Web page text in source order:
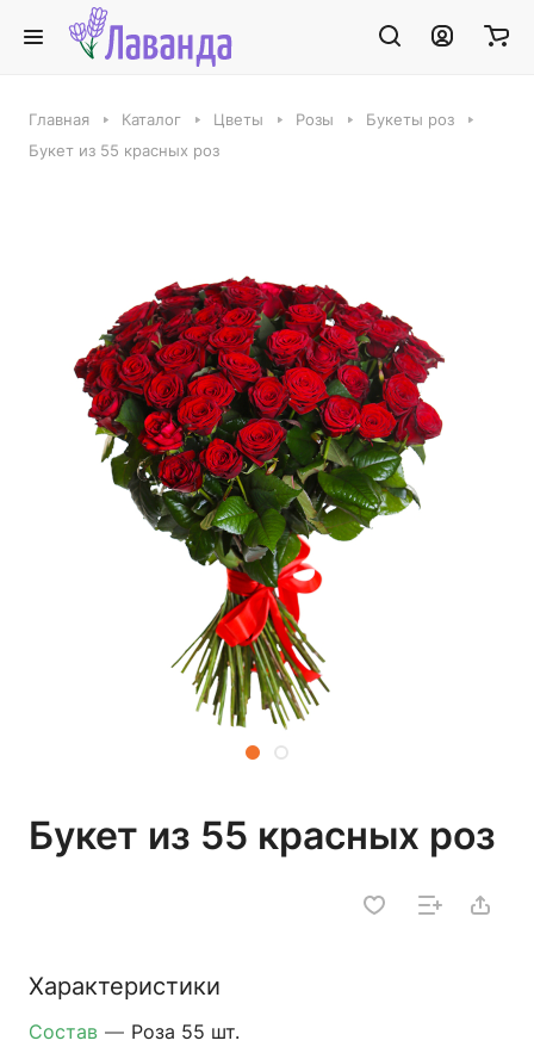
Главная Каталог Цветы Розы
Букеты роз
Букет из 55 красных роз
Букет из 55 красных роз
Характеристики
Состав — Роза 55 шт.